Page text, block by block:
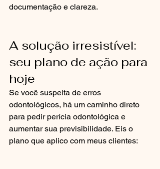
documentação e clareza.
A solução irresistível:
seu plano de ação para
hoje
Se você suspeita de erros
odontológicos, há um caminho direto
para pedir perícia odontológica e
aumentar sua previsibilidade. Eis o
plano que aplico com meus clientes: